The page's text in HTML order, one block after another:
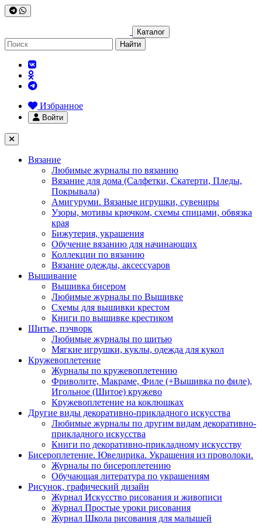
Каталог
Найти
Избранное
Войти
Вязание
Любимые журналы по вязанию
Вязание для дома (Салфетки, Скатерти, Пледы,
Покрывала)
Амигуруми. Вязаные игрушки, сувениры
Узоры, мотивы крючком, схемы спицами, обвязка
края
Бижутерия, украшения
Обучение вязанию для начинающих
Коллекции по вязанию
Вязание одежды, аксессуаров
Вышивание
Вышивка бисером
Любимые журналы по Вышивке
Схемы для вышивки крестом
Книги по вышивке крестиком
Шитье, пэчворк
Любимые журналы по шитью
Мягкие игрушки, куклы, одежда для кукол
Кружевоплетение
Журналы по кружевоплетению
Фриволите, Макраме, Филе (+Вышивка по филе),
Игольное (Шитое) кружево
Кружевоплетение на коклюшках
Другие виды декоративно-прикладного искусства
Любимые журналы по другим видам декоративно-
прикладного искусства
Книги по декоративно-прикладному искусству
Бисероплетение. Ювелирика. Украшения из проволоки.
Журналы по бисероплетению
Обучающая литература по украшениям
Рисунок, графический дизайн
Журнал Искусство рисования и живописи
Журнал Простые уроки рисования
Журнал Школа рисования для малышей